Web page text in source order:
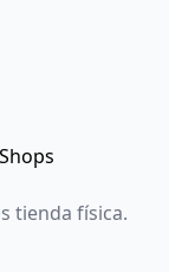
tienda física.